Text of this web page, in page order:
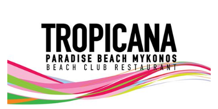
Cost Of Living Crisis
Opinion + Analysis
L’Art des Sens
All News